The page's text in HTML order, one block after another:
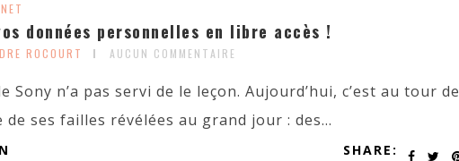
données personnelles en libre accès !
ROCOURT AUCUN COMMENTAIRE
Sony n’a pas servi de le leçon. Aujourd’hui, c’est au tour de
de ses failles révélées au grand jour : des...
SHARE: